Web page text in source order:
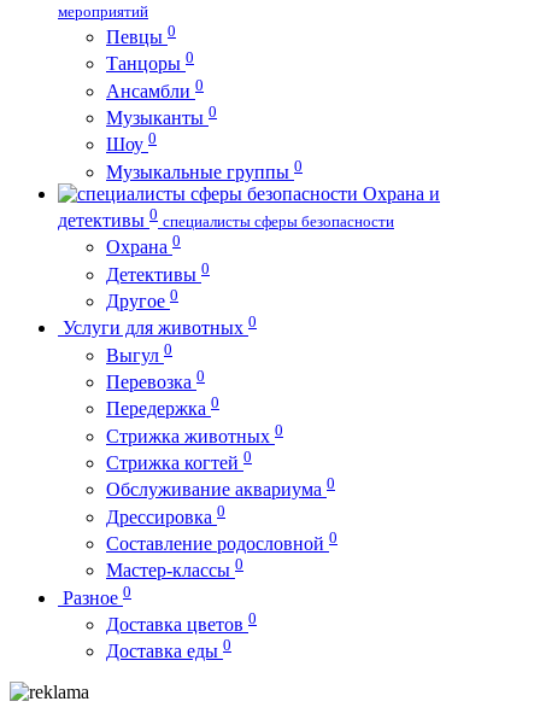
мероприятий
Певцы 0
Танцоры 0
Ансамбли 0
Музыканты 0
Шоу 0
Музыкальные группы 0
Охрана и
детективы 0 специалисты сферы безопасности
Охрана 0
Детективы 0
Другое 0
Услуги для животных 0
Выгул 0
Перевозка 0
Передержка 0
Стрижка животных 0
Стрижка когтей 0
Обслуживание аквариума 0
Дрессировка 0
Составление родословной 0
Мастер-классы 0
Разное 0
Доставка цветов 0
Доставка еды 0